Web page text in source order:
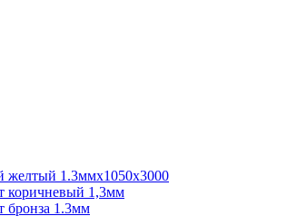
желтый 1.3ммх1050х3000
коричневый 1,3мм
бронза 1.3мм